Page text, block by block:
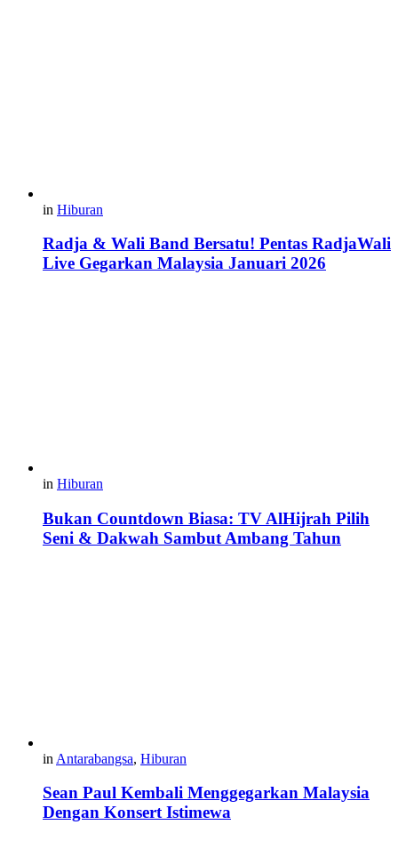
in Hiburan
Radja & Wali Band Bersatu! Pentas RadjaWali
Live Gegarkan Malaysia Januari 2026
in Hiburan
Bukan Countdown Biasa: TV AlHijrah Pilih
Seni & Dakwah Sambut Ambang Tahun
in Antarabangsa, Hiburan
Sean Paul Kembali Menggegarkan Malaysia
Dengan Konsert Istimewa